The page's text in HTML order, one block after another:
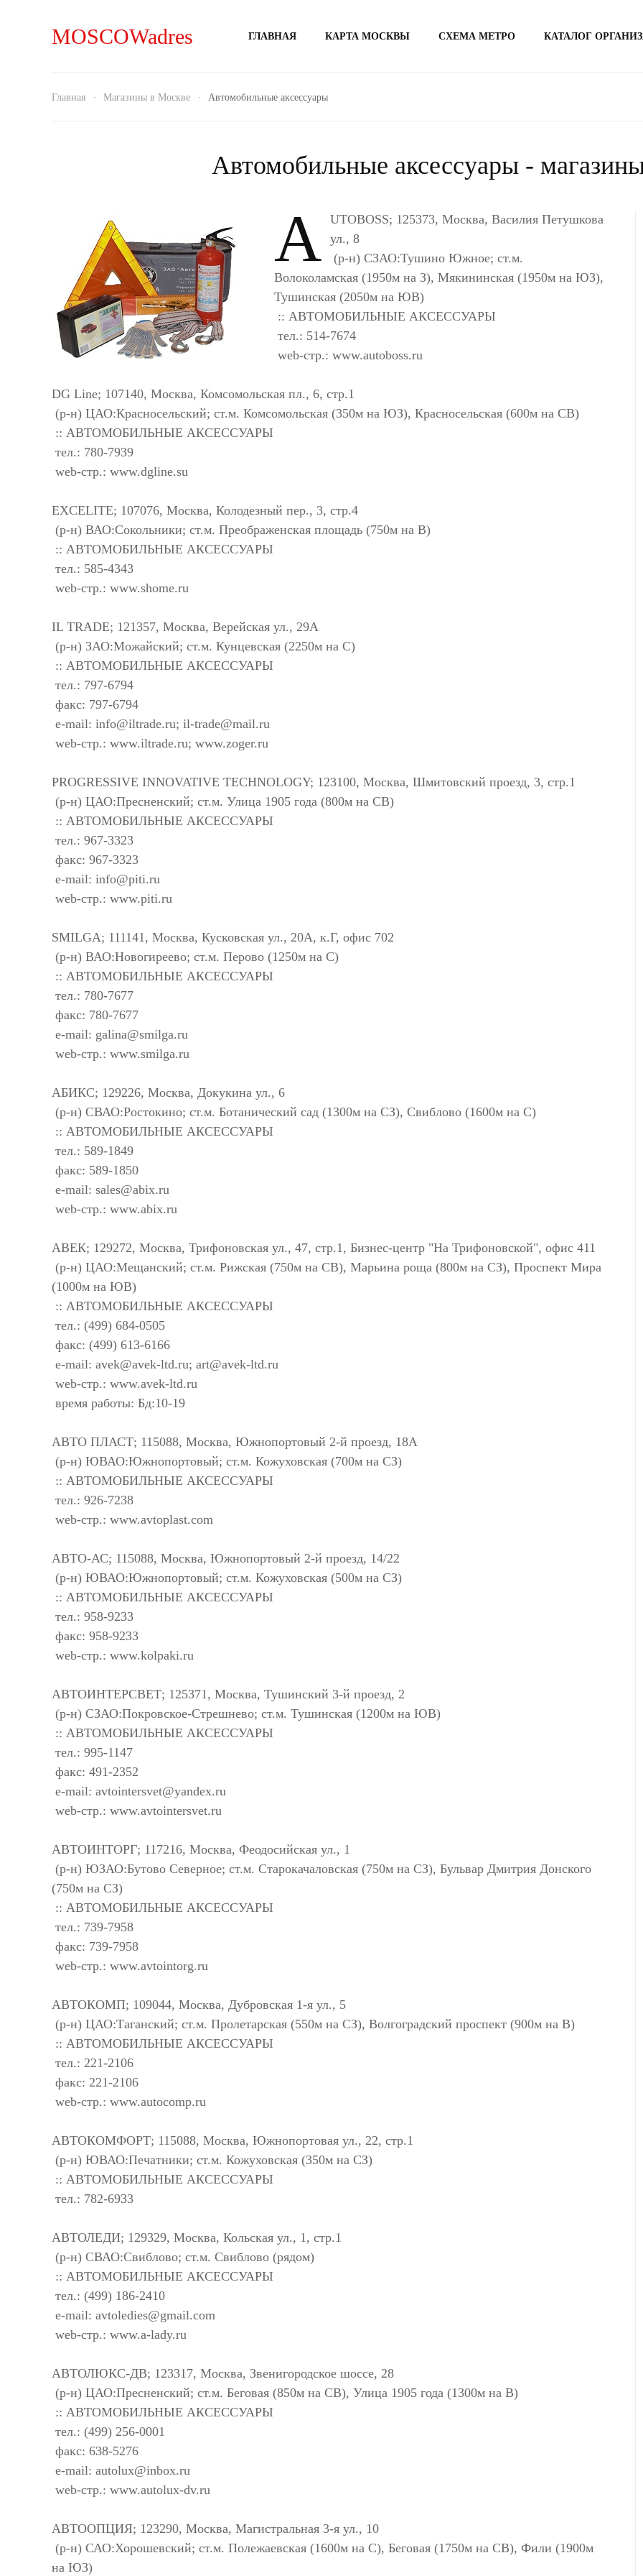
MOSCOWadres ГЛАВНАЯ КАРТА МОСКВЫ СХЕМА МЕТРО КАТАЛОГ
Главная Магазины в Москве Автомобильные аксессуары
Автомобильные аксессуары -
A UTOBOSS; 125373, Москва, Василия Петушкова
ул., 8
(р-н) СЗАО:Тушино Южное; ст.м.
Волоколамская (1950м на З), Мякининская (1950м на ЮЗ),
Тушинская (2050м на ЮВ)
:: АВТОМОБИЛЬНЫЕ АКСЕССУАРЫ
тел.: 514-7674
web-стр.: www.autoboss.ru
DG Line; 107140, Москва, Комсомольская пл., 6, стр.1
(р-н) ЦАО:Красносельский; ст.м. Комсомольская (350м на ЮЗ), Красносельская (600м на СВ)
:: АВТОМОБИЛЬНЫЕ АКСЕССУАРЫ
тел.: 780-7939
web-стр.: www.dgline.su
EXCELITE; 107076, Москва, Колодезный пер., 3, стр.4
(р-н) ВАО:Сокольники; ст.м. Преображенская площадь (750м на В)
:: АВТОМОБИЛЬНЫЕ АКСЕССУАРЫ
тел.: 585-4343
web-стр.: www.shome.ru
IL TRADE; 121357, Москва, Верейская ул., 29А
(р-н) ЗАО:Можайский; ст.м. Кунцевская (2250м на С)
:: АВТОМОБИЛЬНЫЕ АКСЕССУАРЫ
тел.: 797-6794
факс: 797-6794
e-mail: info@iltrade.ru; il-trade@mail.ru
web-стр.: www.iltrade.ru; www.zoger.ru
PROGRESSIVE INNOVATIVE TECHNOLOGY; 123100, Москва, Шмитовский проезд, 3, стр.1
(р-н) ЦАО:Пресненский; ст.м. Улица 1905 года (800м на СВ)
:: АВТОМОБИЛЬНЫЕ АКСЕССУАРЫ
тел.: 967-3323
факс: 967-3323
e-mail: info@piti.ru
web-стр.: www.piti.ru
SMILGA; 111141, Москва, Кусковская ул., 20А, к.Г, офис 702
(р-н) ВАО:Новогиреево; ст.м. Перово (1250м на С)
:: АВТОМОБИЛЬНЫЕ АКСЕССУАРЫ
тел.: 780-7677
факс: 780-7677
e-mail: galina@smilga.ru
web-стр.: www.smilga.ru
АБИКС; 129226, Москва, Докукина ул., 6
(р-н) СВАО:Ростокино; ст.м. Ботанический сад (1300м на СЗ), Свиблово (1600м на С)
:: АВТОМОБИЛЬНЫЕ АКСЕССУАРЫ
тел.: 589-1849
факс: 589-1850
e-mail: sales@abix.ru
web-стр.: www.abix.ru
АВЕК; 129272, Москва, Трифоновская ул., 47, стр.1, Бизнес-центр "На Трифоновской", офис 411
(р-н) ЦАО:Мещанский; ст.м. Рижская (750м на СВ), Марьина роща (800м на СЗ), Проспект Мира
(1000м на ЮВ)
:: АВТОМОБИЛЬНЫЕ АКСЕССУАРЫ
тел.: (499) 684-0505
факс: (499) 613-6166
e-mail: avek@avek-ltd.ru; art@avek-ltd.ru
web-стр.: www.avek-ltd.ru
время работы: Бд:10-19
АВТО ПЛАСТ; 115088, Москва, Южнопортовый 2-й проезд, 18А
(р-н) ЮВАО:Южнопортовый; ст.м. Кожуховская (700м на СЗ)
:: АВТОМОБИЛЬНЫЕ АКСЕССУАРЫ
тел.: 926-7238
web-стр.: www.avtoplast.com
АВТО-АС; 115088, Москва, Южнопортовый 2-й проезд, 14/22
(р-н) ЮВАО:Южнопортовый; ст.м. Кожуховская (500м на СЗ)
:: АВТОМОБИЛЬНЫЕ АКСЕССУАРЫ
тел.: 958-9233
факс: 958-9233
web-стр.: www.kolpaki.ru
АВТОИНТЕРСВЕТ; 125371, Москва, Тушинский 3-й проезд, 2
(р-н) СЗАО:Покровское-Стрешнево; ст.м. Тушинская (1200м на ЮВ)
:: АВТОМОБИЛЬНЫЕ АКСЕССУАРЫ
тел.: 995-1147
факс: 491-2352
e-mail: avtointersvet@yandex.ru
web-стр.: www.avtointersvet.ru
АВТОИНТОРГ; 117216, Москва, Феодосийская ул., 1
(р-н) ЮЗАО:Бутово Северное; ст.м. Старокачаловская (750м на СЗ), Бульвар Дмитрия Донского
(750м на СЗ)
:: АВТОМОБИЛЬНЫЕ АКСЕССУАРЫ
тел.: 739-7958
факс: 739-7958
web-стр.: www.avtointorg.ru
АВТОКОМП; 109044, Москва, Дубровская 1-я ул., 5
(р-н) ЦАО:Таганский; ст.м. Пролетарская (550м на СЗ), Волгоградский проспект (900м на В)
:: АВТОМОБИЛЬНЫЕ АКСЕССУАРЫ
тел.: 221-2106
факс: 221-2106
web-стр.: www.autocomp.ru
АВТОКОМФОРТ; 115088, Москва, Южнопортовая ул., 22, стр.1
(р-н) ЮВАО:Печатники; ст.м. Кожуховская (350м на СЗ)
:: АВТОМОБИЛЬНЫЕ АКСЕССУАРЫ
тел.: 782-6933
АВТОЛЕДИ; 129329, Москва, Кольская ул., 1, стр.1
(р-н) СВАО:Свиблово; ст.м. Свиблово (рядом)
:: АВТОМОБИЛЬНЫЕ АКСЕССУАРЫ
тел.: (499) 186-2410
e-mail: avtoledies@gmail.com
web-стр.: www.a-lady.ru
АВТОЛЮКС-ДВ; 123317, Москва, Звенигородское шоссе, 28
(р-н) ЦАО:Пресненский; ст.м. Беговая (850м на СВ), Улица 1905 года (1300м на В)
:: АВТОМОБИЛЬНЫЕ АКСЕССУАРЫ
тел.: (499) 256-0001
факс: 638-5276
e-mail: autolux@inbox.ru
web-стр.: www.autolux-dv.ru
АВТООПЦИЯ; 123290, Москва, Магистральная 3-я ул., 10
(р-н) САО:Хорошевский; ст.м. Полежаевская (1600м на С), Беговая (1750м на СВ), Фили (1900м
на ЮЗ)